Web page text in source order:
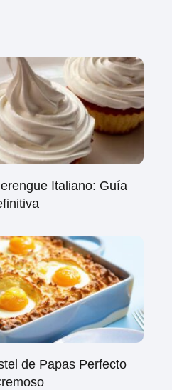
Italiano: Guía
de Papas Perfecto